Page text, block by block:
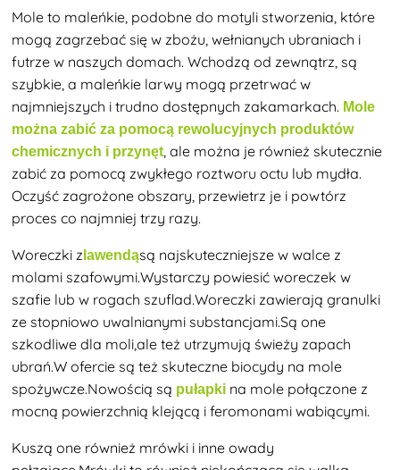
Mole to maleńkie, podobne do motyli stworzenia, które
mogą zagrzebać się w zbożu, wełnianych ubraniach i
futrze w naszych domach. Wchodzą od zewnątrz, są
szybkie, a maleńkie larwy mogą przetrwać w
najmniejszych i trudno dostępnych zakamarkach. Mole
można zabić za pomocą rewolucyjnych produktów
chemicznych i przynęt, ale można je również skutecznie
zabić za pomocą zwykłego roztworu octu lub mydła.
Oczyść zagrożone obszary, przewietrz je i powtórz
proces co najmniej trzy razy.
Woreczki z lawendąsą najskuteczniejsze w walce z
molami szafowymi.Wystarczy powiesić woreczek w
szafie lub w rogach szuflad.Woreczki zawierają granulki
ze stopniowo uwalnianymi substancjami.Są one
szkodliwe dla moli,ale też utrzymują świeży zapach
ubrań.W ofercie są też skuteczne biocydy na mole
spożywcze.Nowością są pułapki na mole połączone z
mocną powierzchnią klejącą i feromonami wabiącymi.
Kuszą one również mrówki i inne owady